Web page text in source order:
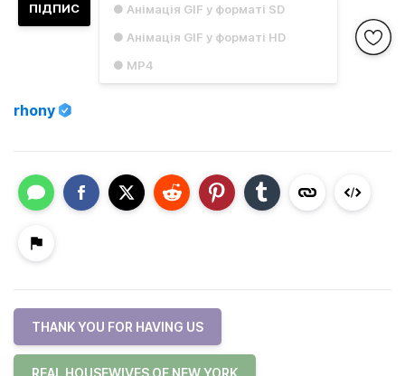
● Анімація GIF у форматі SD
● Анімація GIF у форматі HD
● MP4
ПІДПИС
rhony
THANK YOU FOR HAVING US
REAL HOUSEWIVES OF NEW YORK